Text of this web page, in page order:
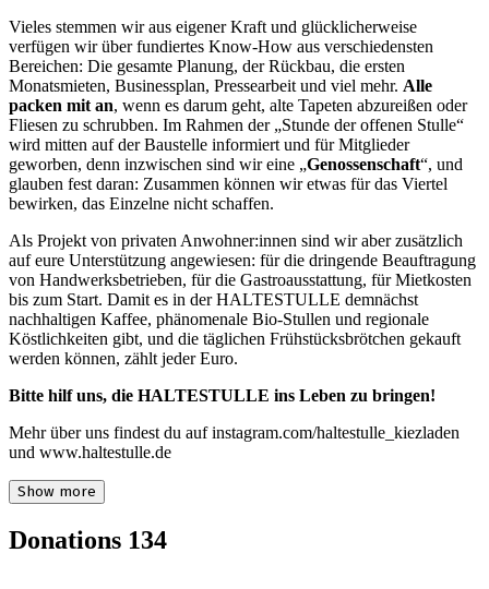
Vieles stemmen wir aus eigener Kraft und glücklicherweise
verfügen wir über fundiertes Know-How aus verschiedensten
Bereichen: Die gesamte Planung, der Rückbau, die ersten
Monatsmieten, Businessplan, Pressearbeit und viel mehr. Alle
packen mit an, wenn es darum geht, alte Tapeten abzureißen oder
Fliesen zu schrubben. Im Rahmen der „Stunde der offenen Stulle“
wird mitten auf der Baustelle informiert und für Mitglieder
geworben, denn inzwischen sind wir eine „Genossenschaft“, und
glauben fest daran: Zusammen können wir etwas für das Viertel
bewirken, das Einzelne nicht schaffen.
Als Projekt von privaten Anwohner:innen sind wir aber zusätzlich
auf eure Unterstützung angewiesen: für die dringende Beauftragung
von Handwerksbetrieben, für die Gastroausstattung, für Mietkosten
bis zum Start. Damit es in der HALTESTULLE demnächst
nachhaltigen Kaffee, phänomenale Bio-Stullen und regionale
Köstlichkeiten gibt, und die täglichen Frühstücksbrötchen gekauft
werden können, zählt jeder Euro.
Bitte hilf uns, die HALTESTULLE ins Leben zu bringen!
Mehr über uns findest du auf instagram.com/haltestulle_kiezladen
und www.haltestulle.de
Show more
Donations 134